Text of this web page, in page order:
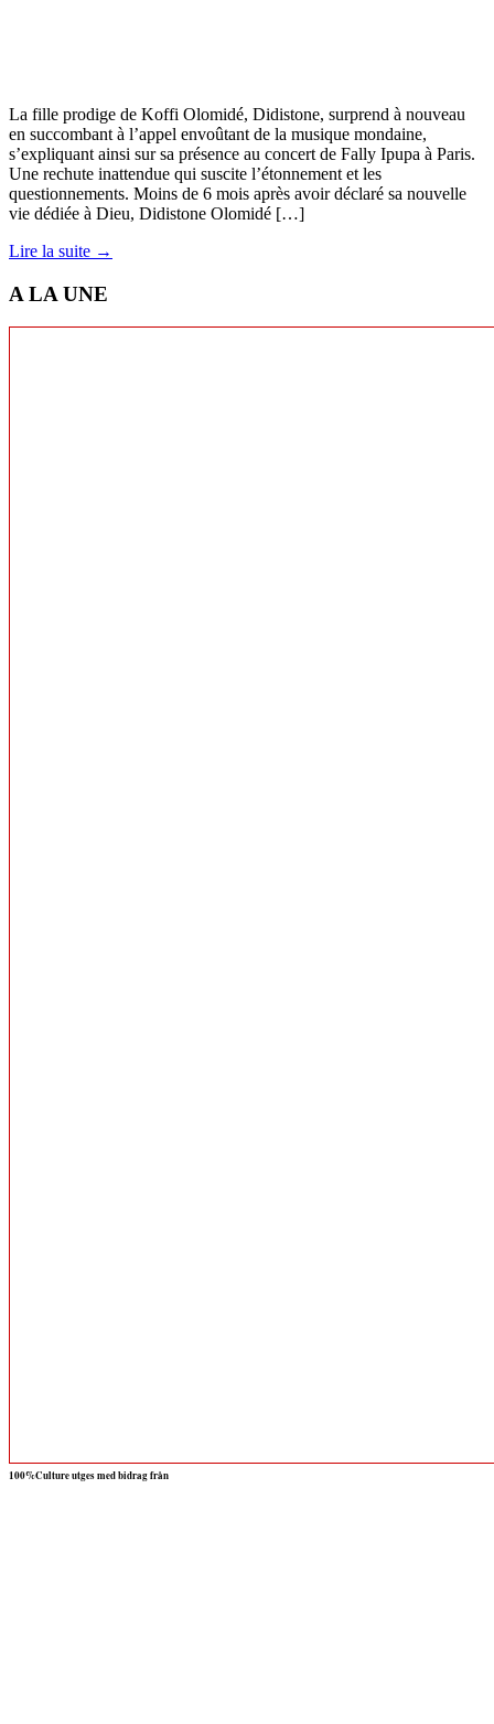
La fille prodige de Koffi Olomidé, Didistone, surprend à nouveau
en succombant à l’appel envoûtant de la musique mondaine,
s’expliquant ainsi sur sa présence au concert de Fally Ipupa à Paris.
Une rechute inattendue qui suscite l’étonnement et les
questionnements. Moins de 6 mois après avoir déclaré sa nouvelle
vie dédiée à Dieu, Didistone Olomidé […]
Lire la suite →
A LA UNE
100%Culture utges med bidrag från